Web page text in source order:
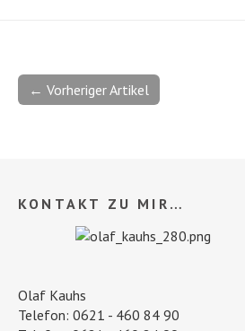
← Vorheriger Artikel
KONTAKT ZU MIR…
Olaf Kauhs
Telefon: 0621 - 460 84 90